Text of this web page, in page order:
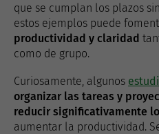
que se cumplan los plazos
estos ejemplos puede
productividad y claridad
como de grupo.
Curiosamente, algunos
organizar las tareas y
reducir significativamente
aumentar la productividad.